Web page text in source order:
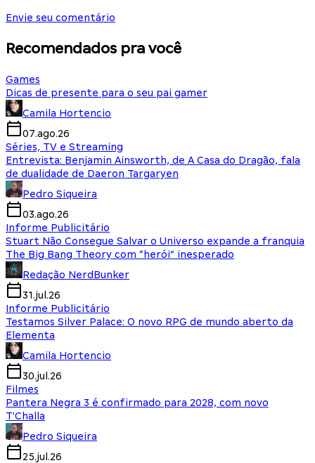
Envie seu comentário
Recomendados pra você
Games
Dicas de presente para o seu pai gamer
Camila Hortencio
07.ago.26
Séries, TV e Streaming
Entrevista: Benjamin Ainsworth, de A Casa do Dragão, fala
de dualidade de Daeron Targaryen
Pedro Siqueira
03.ago.26
Informe Publicitário
Stuart Não Consegue Salvar o Universo expande a franquia
The Big Bang Theory com “herói” inesperado
Redação NerdBunker
31.jul.26
Informe Publicitário
Testamos Silver Palace: O novo RPG de mundo aberto da
Elementa
Camila Hortencio
30.jul.26
Filmes
Pantera Negra 3 é confirmado para 2028, com novo
T'Challa
Pedro Siqueira
25.jul.26